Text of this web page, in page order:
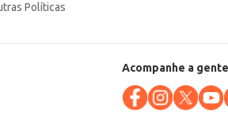
Políticas
Acompanhe a